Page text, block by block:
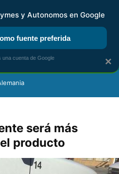
KIT DIGITAL RENTA
será más
producto
×
y Autonomos en Google
fuente preferida
una cuenta de Google